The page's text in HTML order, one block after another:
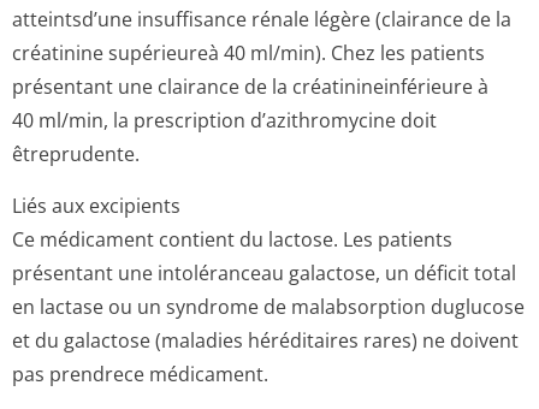
atteintsd’une insuffisance rénale légère (clairance de la
créatinine supérieureà 40 ml/min). Chez les patients
présentant une clairance de la créatinineinfé­rieure à
40 ml/min, la prescription d’azithromycine doit
êtreprudente.
Liés aux excipients
Ce médicament contient du lactose. Les patients
présentant une intoléranceau galactose, un déficit total
en lactase ou un syndrome de malabsorption duglucose
et du galactose (maladies héréditaires rares) ne doivent
pas prendrece médicament.